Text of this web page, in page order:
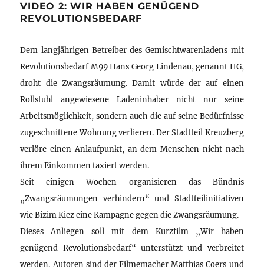
VIDEO 2: WIR HABEN GENÜGEND
REVOLUTIONSBEDARF
Dem langjährigen Betreiber des Gemischtwarenladens mit
Revolutionsbedarf M99 Hans Georg Lindenau, genannt HG,
droht die Zwangsräumung. Damit würde der auf einen
Rollstuhl angewiesene Ladeninhaber nicht nur seine
Arbeitsmöglichkeit, sondern auch die auf seine Bedürfnisse
zugeschnittene Wohnung verlieren. Der Stadtteil Kreuzberg
verlöre einen Anlaufpunkt, an dem Menschen nicht nach
ihrem Einkommen taxiert werden.
Seit einigen Wochen organisieren das Bündnis
„Zwangsräumungen verhindern“ und Stadtteilinitiativen
wie Bizim Kiez eine Kampagne gegen die Zwangsräumung.
Dieses Anliegen soll mit dem Kurzfilm „Wir haben
genügend Revolutionsbedarf“ unterstützt und verbreitet
werden. Autoren sind der Filmemacher Matthias Coers und